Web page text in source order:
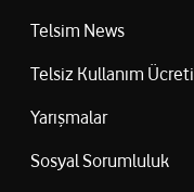
Telsim News
Telsiz Kullanım Ücreti
Yarışmalar
Sosyal Sorumluluk